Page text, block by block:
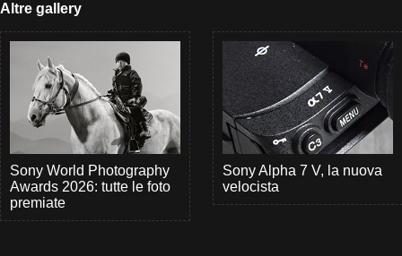
Altre gallery
Sony World Photography
Awards 2026: tutte le foto
premiate
Sony Alpha 7 V, la nuova
velocista